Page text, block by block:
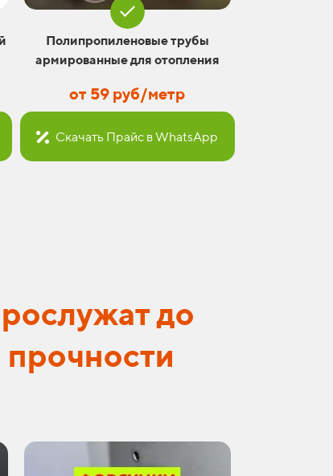
Полипропиленовые трубы
армированные для отопления
от 59 руб/метр
Скачать Прайс в WhatsApp
до
прочности